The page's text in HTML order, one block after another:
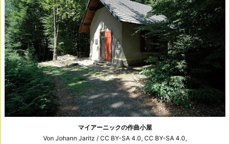
マイアーニックの作曲小屋
Von Johann Jaritz / CC BY-SA 4.0, CC BY-SA 4.0,